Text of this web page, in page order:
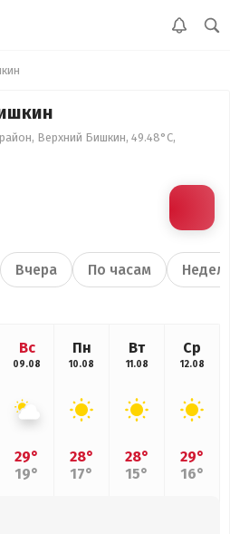
Верхний Бишкин, 49.48°С,
Вчера По часам
Вс
09.08
29°
19°
Пн
10.08
28°
17°
Вт
11.08
28°
15°
Ср
12.08
29°
16°